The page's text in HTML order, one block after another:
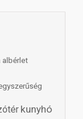
albérlet
kunyhó